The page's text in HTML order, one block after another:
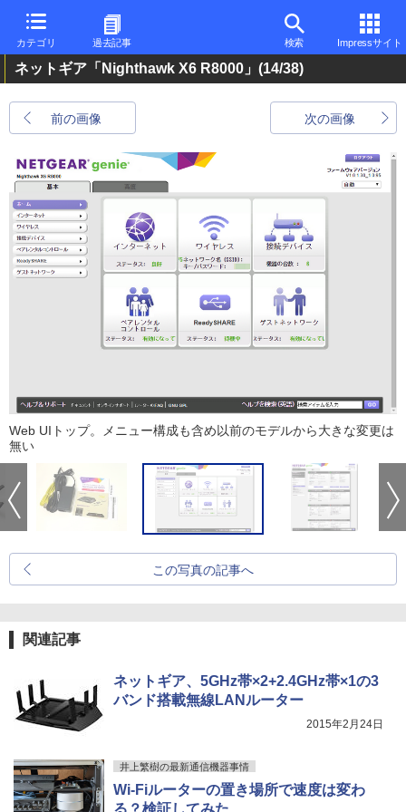
カテゴリ 過去記事 検索 Impressサイト
ネットギア「Nighthawk X6 R8000」 (14/38)
前の画像 次の画像
Web UIトップ。メニュー構成も含め以前のモデルから大きな変更は
無い
この写真の記事へ
関連記事
ネットギア、5GHz帯×2+2.4GHz帯×1の3
バンド搭載無線LANルーター
2015年2月24日
井上繁樹の最新通信機器事情
Wi-Fiルーターの置き場所で速度は変わ
る？検証してみた